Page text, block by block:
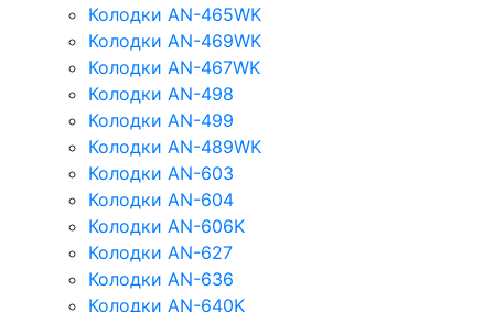
Колодки AN-465WK
Колодки AN-469WK
Колодки AN-467WK
Колодки AN-498
Колодки AN-499
Колодки AN-489WK
Колодки AN-603
Колодки AN-604
Колодки AN-606K
Колодки AN-627
Колодки AN-636
Колодки AN-640K